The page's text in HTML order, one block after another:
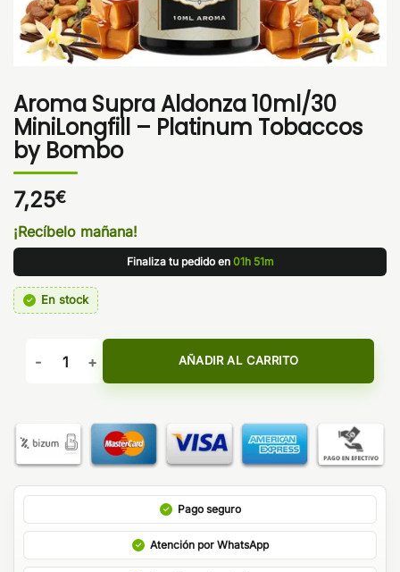
Aroma Supra Aldonza 10ml/30
MiniLongfill – Platinum Tobaccos
by Bombo
7,25€
¡Recíbelo mañana!
Finaliza tu pedido en 01h 51m
En stock
Aroma Supra Aldonza 10ml/30 MiniLongfill - Platinum
AÑADIR AL CARRITO
Pago seguro
Atención por WhatsApp